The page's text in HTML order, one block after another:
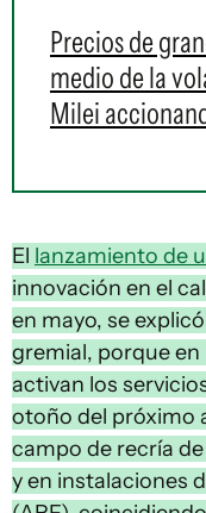
Precios de
medio de la
Milei
El lanzamiento de
innovación en el
en mayo, se
gremial, porque en
activan los
otoño del próximo
campo de recría
y en instalaciones